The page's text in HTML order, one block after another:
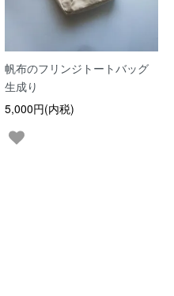
帆布のフリンジトートバッグ
生成り
5,000円(内税)